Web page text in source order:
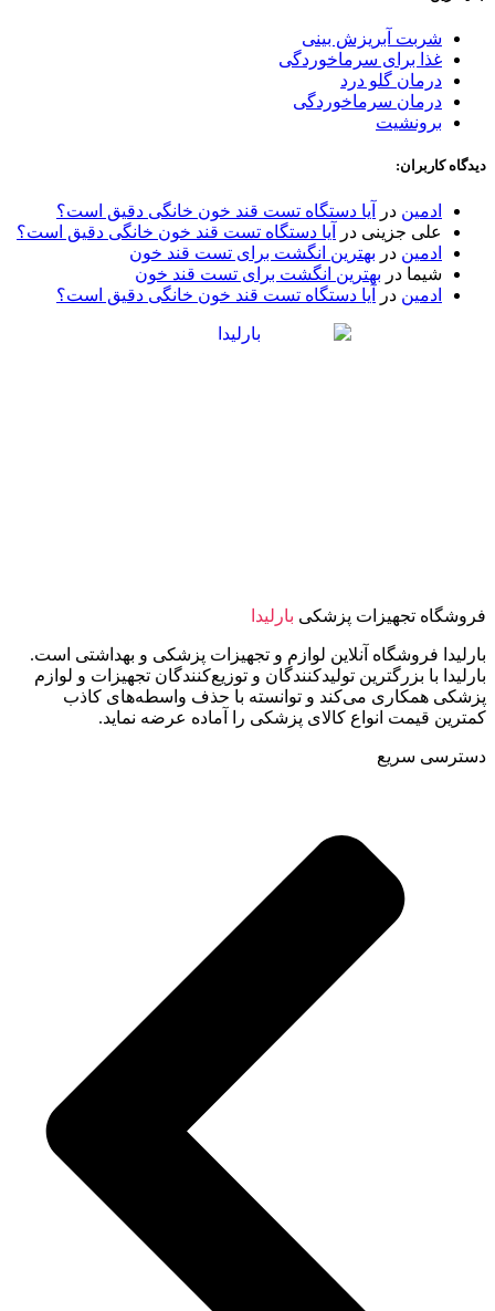
شربت آبریزش بینی
غذا برای سرماخوردگی
درمان گلو درد
درمان سرماخوردگی
برونشیت
دیدگاه کاربران:
ادمین در
آیا دستگاه تست قند خون خانگی دقیق است؟
علی جزینی در
آیا دستگاه تست قند خون خانگی دقیق است؟
ادمین در بهترین انگشت برای تست قند خون
شیما در بهترین انگشت برای تست قند خون
ادمین در آیا دستگاه تست قند خون خانگی دقیق است؟
فروشگاه تجهیزات پزشکی بارلیدا
بارلیدا فروشگاه آنلاین لوازم و تجهیزات پزشکی و بهداشتی است.
بارلیدا با بزرگترین تولیدکنندگان و توزیع‌کنندگان تجهیزات و لوازم
پزشکی همکاری می‌کند و توانسته با حذف واسطه‌های کاذب
کمترین قیمت انواع کالای پزشکی را آماده عرضه نماید.
دسترسی سریع